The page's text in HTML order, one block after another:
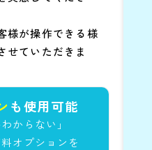
様が操作できる様
せていただきま
も使用可能
からない」
オプションを